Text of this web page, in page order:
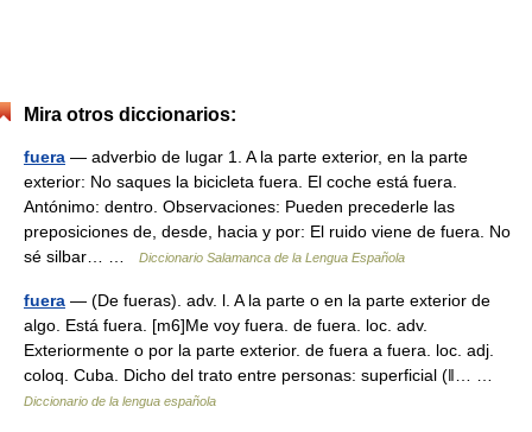
Mira otros diccionarios:
fuera — adverbio de lugar 1. A la parte exterior, en la parte
exterior: No saques la bicicleta fuera. El coche está fuera.
Antónimo: dentro. Observaciones: Pueden precederle las
preposiciones de, desde, hacia y por: El ruido viene de fuera. No
sé silbar… …
Diccionario Salamanca de la Lengua Española
fuera — (De fueras). adv. l. A la parte o en la parte exterior de
algo. Está fuera. [m6]Me voy fuera. de fuera. loc. adv.
Exteriormente o por la parte exterior. de fuera a fuera. loc. adj.
coloq. Cuba. Dicho del trato entre personas: superficial (ǁ… …
Diccionario de la lengua española